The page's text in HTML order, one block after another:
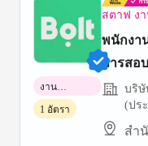
สตาฟ ง
พนักงา
การสอ
บริษั
(ปร
สำ
งาน
พาร์ทไทม์
1 อัตรา